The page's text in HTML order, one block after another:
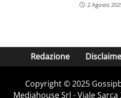
2 Agosto
Redazione
Copyright © 2025
Mediahouse Srl - Viale